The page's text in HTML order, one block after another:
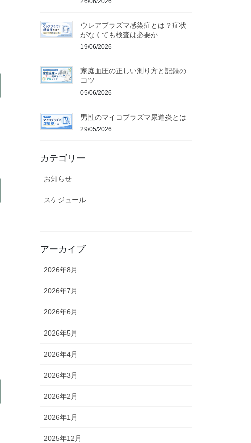
ウレアプラズマ感染症とは？症状
がなくても検査は必要か
19/06/2026
家庭血圧の正しい測り方と記録の
コツ
05/06/2026
男性のマイコプラズマ尿道炎とは
29/05/2026
カテゴリー
お知らせ
スケジュール
アーカイブ
2026年8月
2026年7月
2026年6月
2026年5月
2026年4月
2026年3月
2026年2月
2026年1月
2025年12月